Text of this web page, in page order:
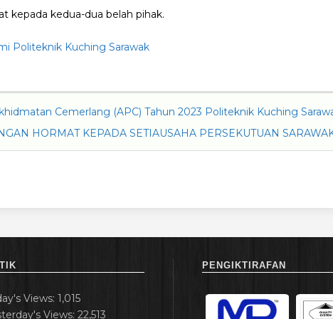
kepada kedua-dua belah pihak.
Politeknik Kuching Sarawak
Cemerlang (APC) Tahun 2023 Politeknik Kuching
HORMAT KEPADA SETIAUSAHA PERSEKUTUAN
Views: 1,015
Views: 22,513
PENGIKTIRAFAN